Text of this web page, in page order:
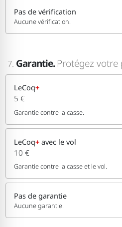
Pas de vérification
Aucune vérification.
7. Garantie. Protégez votre
LeCoq+
5 €
Garantie contre la casse.
LeCoq+avec le vol
10 €
Garantie contre la casse et le vol.
Pas de garantie
Aucune garantie.